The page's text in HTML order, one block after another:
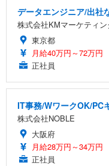
データエンジニア/出社
株式会社KMマーケティ
東京都
月給40万円～72万円
正社員
IT事務/WワークOK/PC
株式会社NOBLE
大阪府
月給28万円～34万円
正社員